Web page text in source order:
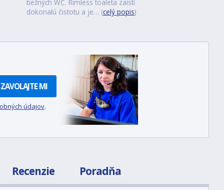
bežných WC. Rimless toaleta zaistí
dokonalú čistotu a je… (celý popis)
ZAVOLAJTE MI
údajov.
Recenzie Poradňa